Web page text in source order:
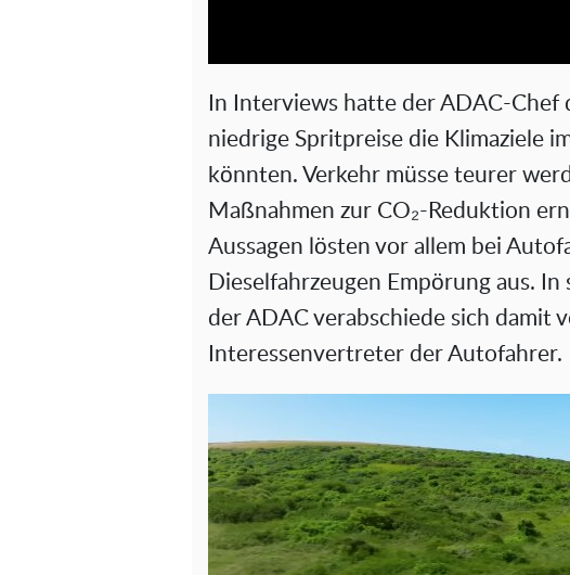
V
i
d
e
o
In Interviews hatte der ADAC-Chef
niedrige Spritpreise die Klimaziele
könnten. Verkehr müsse teurer
Maßnahmen zur CO₂-Reduktion
Aussagen lösten vor allem bei
Dieselfahrzeugen Empörung aus.
der ADAC verabschiede sich damit
Interessenvertreter der Autofahrer.